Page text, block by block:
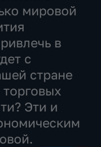
мировой
в
с
стране
Эти и